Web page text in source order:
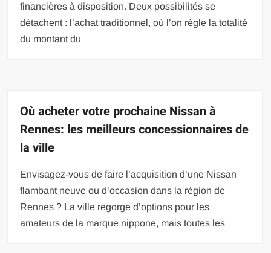
financières à disposition. Deux possibilités se
détachent : l’achat traditionnel, où l’on règle la totalité
du montant du
Où acheter votre prochaine Nissan à
Rennes: les meilleurs concessionnaires de
la ville
Envisagez-vous de faire l’acquisition d’une Nissan
flambant neuve ou d’occasion dans la région de
Rennes ? La ville regorge d’options pour les
amateurs de la marque nippone, mais toutes les